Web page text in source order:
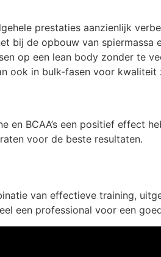
prestaties aanzienlijk
bij de opbouw van spiermassa
op een lean body zonder te
ook in bulk-fasen voor kwaliteit
en BCAA’s een positief effect
voor de beste resultaten.
van effectieve training,
een professional voor een